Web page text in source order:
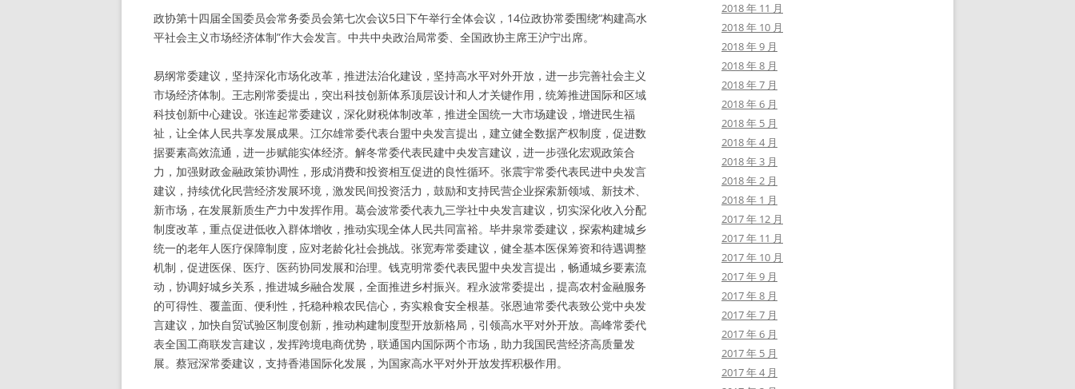
政协第十四届全国委员会常务委员会第七次会议5日下午举行全体会议，14位政协常委围绕“构建高水
平社会主义市场经济体制”作大会发言。中共中央政治局常委、全国政协主席王沪宁出席。
易纲常委建议，坚持深化市场化改革，推进法治化建设，坚持高水平对外开放，进一步完善社会主义
市场经济体制。王志刚常委提出，突出科技创新体系顶层设计和人才关键作用，统筹推进国际和区域
科技创新中心建设。张连起常委建议，深化财税体制改革，推进全国统一大市场建设，增进民生福
祉，让全体人民共享发展成果。江尔雄常委代表台盟中央发言提出，建立健全数据产权制度，促进数
据要素高效流通，进一步赋能实体经济。解冬常委代表民建中央发言建议，进一步强化宏观政策合
力，加强财政金融政策协调性，形成消费和投资相互促进的良性循环。张震宇常委代表民进中央发言
建议，持续优化民营经济发展环境，激发民间投资活力，鼓励和支持民营企业探索新领域、新技术、
新市场，在发展新质生产力中发挥作用。葛会波常委代表九三学社中央发言建议，切实深化收入分配
制度改革，重点促进低收入群体增收，推动实现全体人民共同富裕。毕井泉常委建议，探索构建城乡
统一的老年人医疗保障制度，应对老龄化社会挑战。张宽寿常委建议，健全基本医保筹资和待遇调整
机制，促进医保、医疗、医药协同发展和治理。钱克明常委代表民盟中央发言提出，畅通城乡要素流
动，协调好城乡关系，推进城乡融合发展，全面推进乡村振兴。程永波常委提出，提高农村金融服务
的可得性、覆盖面、便利性，托稳种粮农民信心，夯实粮食安全根基。张恩迪常委代表致公党中央发
言建议，加快自贸试验区制度创新，推动构建制度型开放新格局，引领高水平对外开放。高峰常委代
表全国工商联发言建议，发挥跨境电商优势，联通国内国际两个市场，助力我国民营经济高质量发
展。蔡冠深常委建议，支持香港国际化发展，为国家高水平对外开放发挥积极作用。
2018 年 11 月
2018 年 10 月
2018 年 9 月
2018 年 8 月
2018 年 7 月
2018 年 6 月
2018 年 5 月
2018 年 4 月
2018 年 3 月
2018 年 2 月
2018 年 1 月
2017 年 12 月
2017 年 11 月
2017 年 10 月
2017 年 9 月
2017 年 8 月
2017 年 7 月
2017 年 6 月
2017 年 5 月
2017 年 4 月